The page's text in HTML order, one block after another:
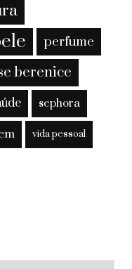
perfume
berenice
sephora
vida pessoal